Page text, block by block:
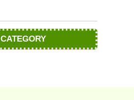
CATEGORY